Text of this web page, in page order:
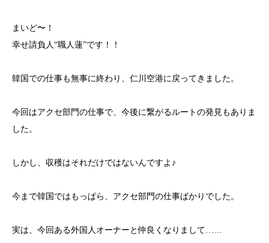
まいど〜！
幸せ請負人“職人蓮”です！！
韓国での仕事も無事に終わり、仁川空港に戻ってきました。
今回はアクセ部門の仕事で、今後に繋がるルートの発見もありま
した。
しかし、収穫はそれだけではないんですよ♪
今まで韓国ではもっぱら、アクセ部門の仕事ばかりでした。
実は、今回ある外国人オーナーと仲良くなりまして……